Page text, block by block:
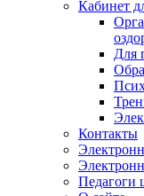
Кабинет
Для
Контакты
Педагоги